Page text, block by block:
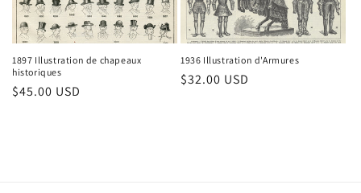
1897 Illustration de chapeaux
historiques
Prix
$45.00 USD
1936 Illustration d'Armures
Prix
$32.00 USD